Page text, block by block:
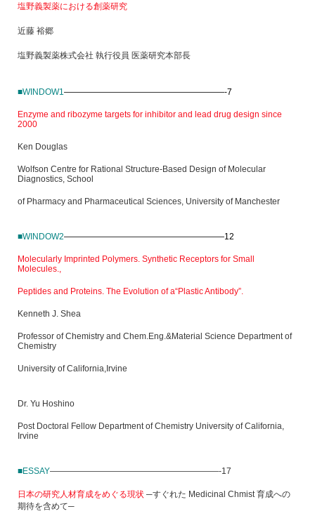
塩野義製薬における創薬研究
近藤 裕郷
塩野義製薬株式会社 執行役員 医薬研究本部長
■WINDOW1 ———————————————————-7
Enzyme and ribozyme targets for inhibitor and lead drug design since
2000
Ken Douglas
Wolfson Centre for Rational Structure-Based Design of Molecular
Diagnostics, School
of Pharmacy and Pharmaceutical Sciences, University of Manchester
■WINDOW2———————————————————12
Molecularly Imprinted Polymers. Synthetic Receptors for Small
Molecules.,
Peptides and Proteins. The Evolution of a“Plastic Antibody”.
Kenneth J. Shea
Professor of Chemistry and Chem.Eng.&Material Science Department of
Chemistry
University of California,Irvine
Dr. Yu Hoshino
Post Doctoral Fellow Department of Chemistry University of California,
Irvine
■ESSAY————————————————————-17
日本の研究人材育成をめぐる現状 ─すぐれた Medicinal Chmist 育成への
期待を含めて─